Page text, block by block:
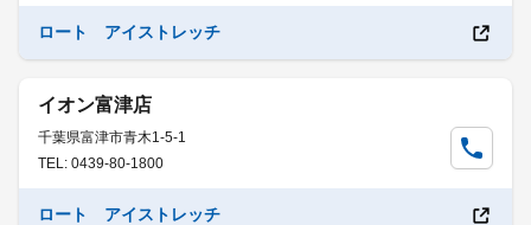
ロート アイストレッチ
イオン富津店
千葉県富津市青木1-5-1
TEL: 0439-80-1800
ロート アイストレッチ